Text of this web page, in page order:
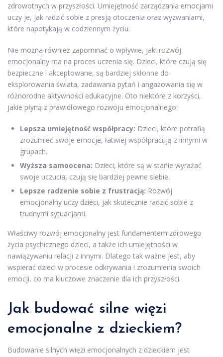
zdrowotnych w przyszłości. Umiejętność zarządzania emocjami
uczy je, jak radzić sobie z presją otoczenia oraz wyzwaniami,
które napotykają w codziennym życiu.
Nie można również zapominać o wpływie, jaki rozwój
emocjonalny ma na proces uczenia się. Dzieci, które czują się
bezpieczne i akceptowane, są bardziej skłonne do
eksplorowania świata, zadawania pytań i angażowania się w
różnorodne aktywności edukacyjne. Oto niektóre z korzyści,
jakie płyną z prawidłowego rozwoju emocjonalnego:
Lepsza umiejętność współpracy: Dzieci, które potrafią
zrozumieć swoje emocje, łatwiej współpracują z innymi w
grupach.
Wyższa samoocena: Dzieci, które są w stanie wyrażać
swoje uczucia, czują się bardziej pewne siebie.
Lepsze radzenie sobie z frustracją: Rozwój
emocjonalny uczy dzieci, jak skutecznie radzić sobie z
trudnymi sytuacjami.
Właściwy rozwój emocjonalny jest fundamentem zdrowego
życia psychicznego dzieci, a także ich umiejętności w
nawiązywaniu relacji z innymi. Dlatego tak ważne jest, aby
wspierać dzieci w procesie odkrywania i zrozumienia swoich
emocji, co ma kluczowe znaczenie dla ich przyszłości.
Jak budować silne więzi
emocjonalne z dzieckiem?
Budowanie silnych więzi emocjonalnych z dzieckiem jest